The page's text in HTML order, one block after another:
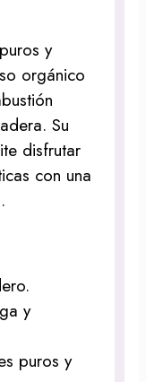
y
orgánico
Su
disfrutar
con una
y
puros y